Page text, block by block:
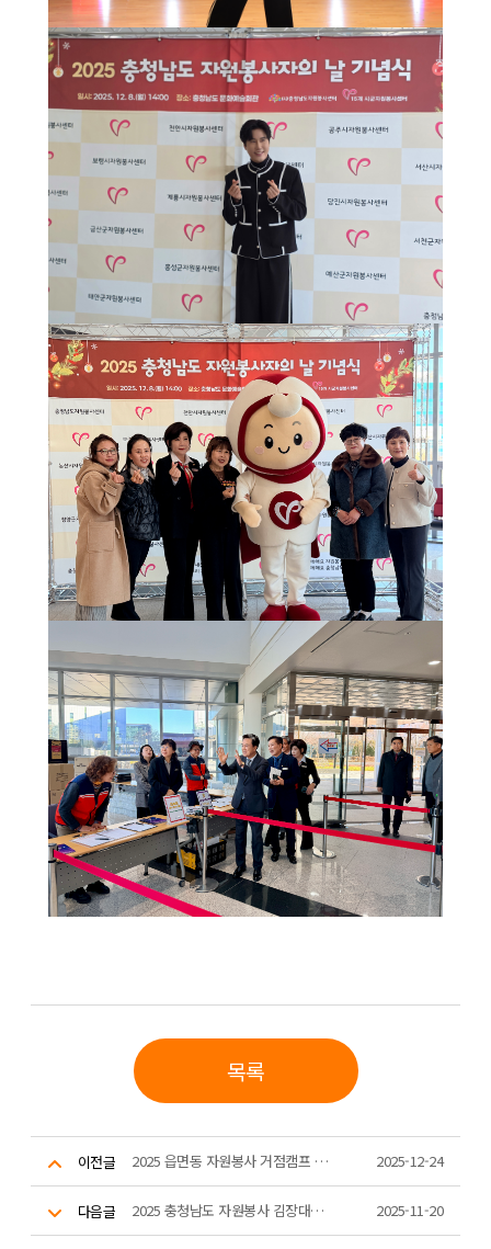
목록
이전글 2025 읍면동 자원봉사 거점캠프 우수사례공유회 2025-12-24
다음글 2025 충청남도 자원봉사 김장대축제 2025-11-20